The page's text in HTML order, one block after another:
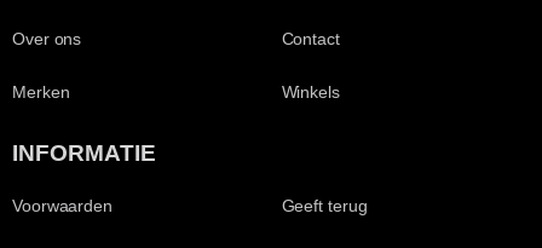
Over ons
Merken
Contact
Winkels
INFORMATIE
Voorwaarden Geeft terug